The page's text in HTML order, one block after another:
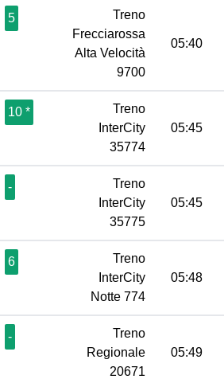
5
Treno
Frecciarossa
Alta Velocità
9700
05:40
10 *
Treno
InterCity
35774
05:45
-
Treno
InterCity
35775
05:45
6
Treno
InterCity
Notte 774
05:48
-
Treno
Regionale
20671
05:49